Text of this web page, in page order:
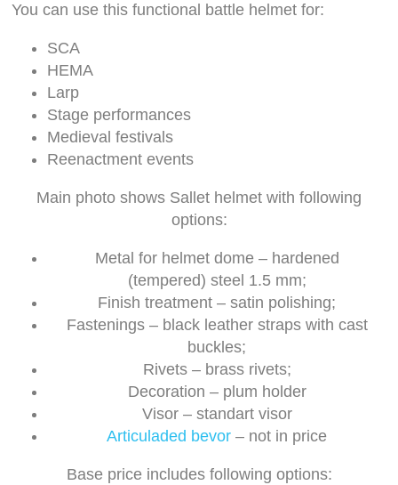
You can use this functional battle helmet for:
SCA
HEMA
Larp
Stage performances
Medieval festivals
Reenactment events
Main photo shows Sallet helmet with following
options:
Metal for helmet dome – hardened
(tempered) steel 1.5 mm;
Finish treatment – satin polishing;
Fastenings – black leather straps with cast
buckles;
Rivets – brass rivets;
Decoration – plum holder
Visor – standart visor
Articuladed bevor – not in price
Base price includes following options: